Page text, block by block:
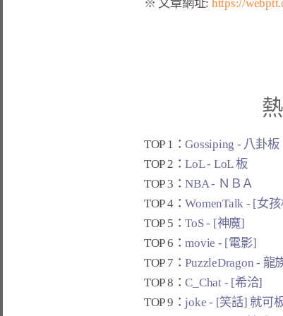
※ 文章網址: https://
TOP 1：Gossiping - 八卦板
TOP 2：LoL - LoL 板
TOP 3：NBA - ＮＢＡ
TOP 4：WomenTalk - [女
TOP 5：ToS - [神魔]
TOP 6：movie - [電影]
TOP 7：PuzzleDragon - 龍
TOP 8：C_Chat - [希洽]
TOP 9：joke - [笑話] 就可